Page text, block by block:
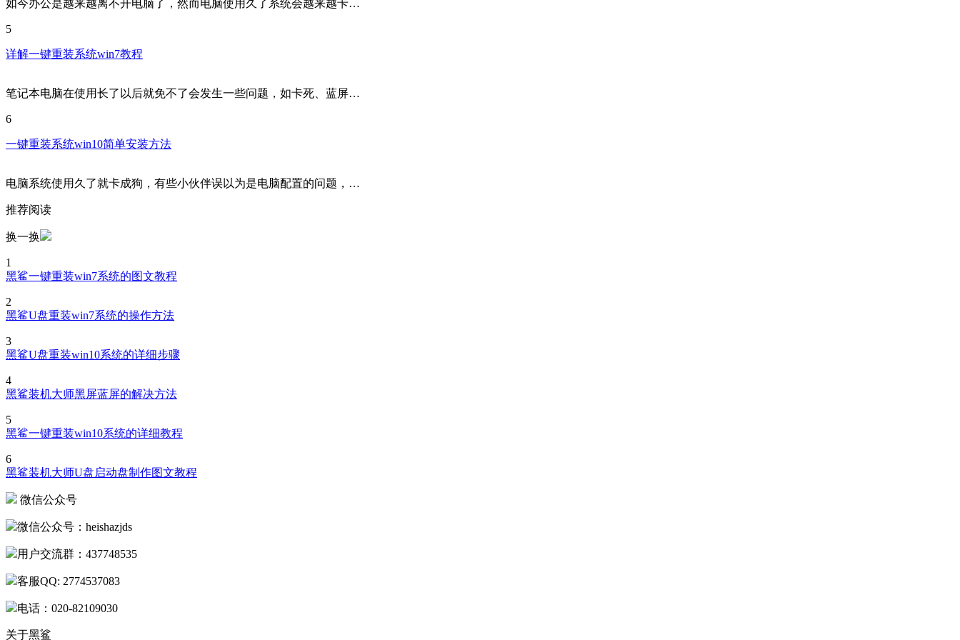
如今办公是越来越离不开电脑了，然而电脑使用久了系统会越来越卡…
5
详解一键重装系统win7教程
笔记本电脑在使用长了以后就免不了会发生一些问题，如卡死、蓝屏…
6
一键重装系统win10简单安装方法
电脑系统使用久了就卡成狗，有些小伙伴误以为是电脑配置的问题，…
推荐阅读
换一换
1
黑鲨一键重装win7系统的图文教程
2
黑鲨U盘重装win7系统的操作方法
3
黑鲨U盘重装win10系统的详细步骤
4
黑鲨装机大师黑屏蓝屏的解决方法
5
黑鲨一键重装win10系统的详细教程
6
黑鲨装机大师U盘启动盘制作图文教程
微信公众号
微信公众号：heishazjds
用户交流群：437748535
客服QQ: 2774537083
电话：020-82109030
关于黑鲨